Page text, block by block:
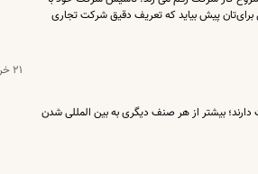
پیش بیاید که تعریف دقیق شرکت تجاری
۲۱ خرداد ۱۴۰۲
دارند؛ بیشتر از هر صنف دیگری به بین المللی شدن